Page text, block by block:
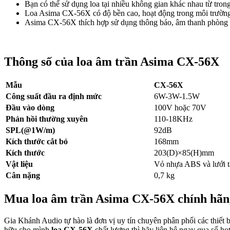
Bạn có thể sử dụng loa tại nhiều không gian khác nhau từ
Loa Asima CX-56X có độ bền cao, hoạt động trong môi
Asima CX-56X thích hợp sử dụng thông báo, âm thanh
Thông số của loa âm trần Asima CX-56X
Mẫu
CX-56X
Công suất đầu ra định mức
6W-3W-1.5W
Đầu vào dòng
100V hoặc 70V
Phản hồi thường xuyên
110-18KHz
SPL(@1W/m)
92dB
Kích thước cắt bỏ
168mm
Kích thước
203(D)×85(H)mm
Vật liệu
Vỏ nhựa ABS và lưới
Cân nặng
0,7 kg
Mua loa âm trần Asima CX-56X chính
Gia Khánh Audio tự hào là đơn vị uy tín chuyên phân phối các thiết